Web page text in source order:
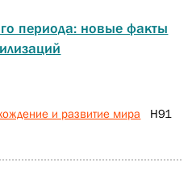
периода: новые факты
и развитие мира Н91